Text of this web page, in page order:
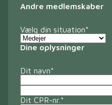
Andre medlemskaber
Vælg din situation*
Dine oplysninger
Dit navn*
Dit CPR-nr. *